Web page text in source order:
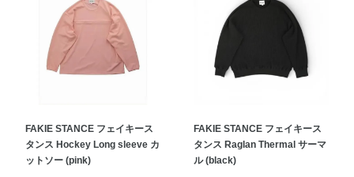
FAKIE STANCE フェイキース
タンス Hockey Long sleeve カ
ットソー (pink)
FAKIE STANCE フェイキース
タンス Raglan Thermal サーマ
ル (black)